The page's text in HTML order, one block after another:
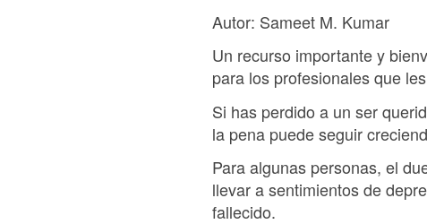
Autor: Sameet M. Kumar
Un recurso importante y
para los profesionales que
Si has perdido a un ser
la pena puede seguir
Para algunas personas, el
llevar a sentimientos de
fallecido.